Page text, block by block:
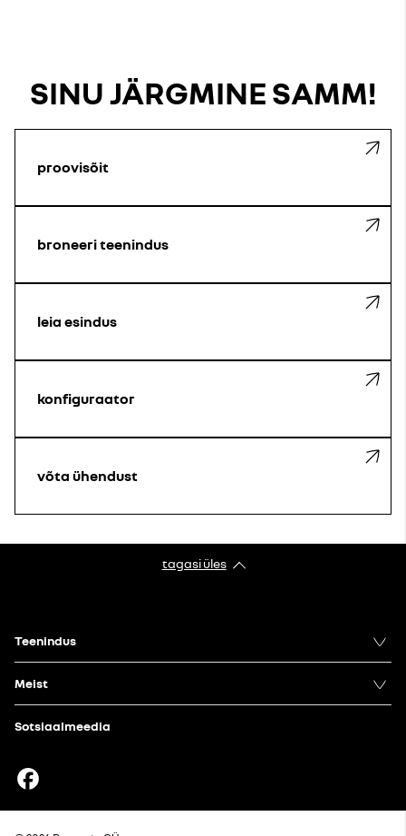
SINU JÄRGMINE SAMM!
proovisõit
broneeri teenindus
leia esindus
konfiguraator
võta ühendust
tagasi üles
Teenindus
Meist
Sotsiaalmeedia